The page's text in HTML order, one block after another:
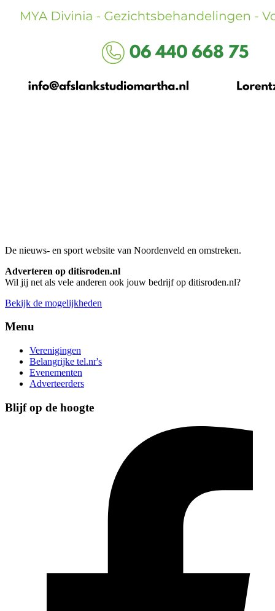
De nieuws- en sport website van Noordenveld en omstreken.
Adverteren op ditisroden.nl
Wil jij net als vele anderen ook jouw bedrijf op ditisroden.nl?
Bekijk de mogelijkheden
Menu
Verenigingen
Belangrijke tel.nr's
Evenementen
Adverteerders
Blijf op de hoogte